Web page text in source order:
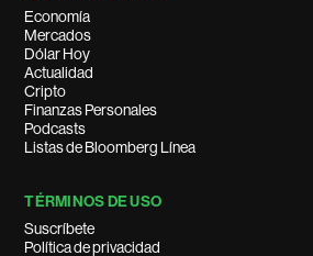
Economía
Mercados
Dólar Hoy
Actualidad
Cripto
Finanzas Personales
Podcasts
Listas de Bloomberg Línea
TÉRMINOS DE USO
Suscríbete
Política de privacidad